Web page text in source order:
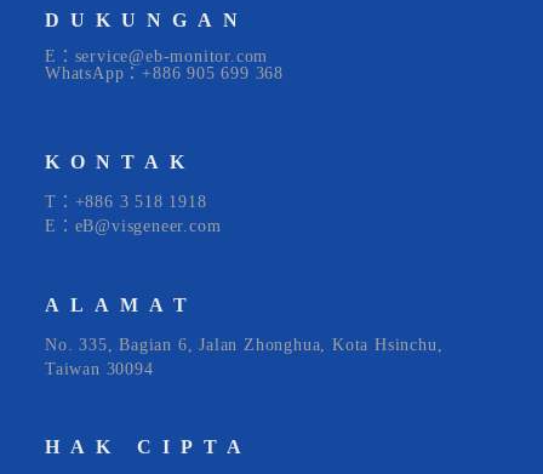
DUKUNGAN
E：service@eb-monitor.com
WhatsApp：+886 905 699 368
KONTAK
T：+886 3 518 1918
E：eB@visgeneer.com
ALAMAT
No. 335, Bagian 6, Jalan Zhonghua, Kota Hsinchu,
Taiwan 30094
HAK CIPTA